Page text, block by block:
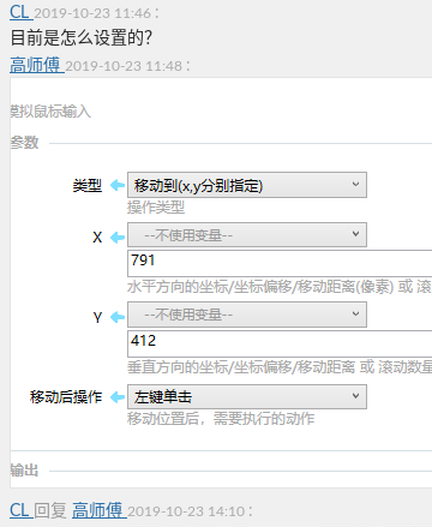
CL 2019-10-23 11:46 :
目前是怎么设置的？
高师傅 2019-10-23 11:48 :
CL 回复 高师傅 2019-10-23 14:10 :